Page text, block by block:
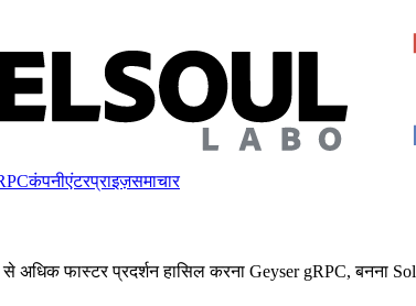
कंपनीएंटरप्राइज़समाचार
अधिक फास्टर प्रदर्शन हासिल करना Geyser gRPC, बनना